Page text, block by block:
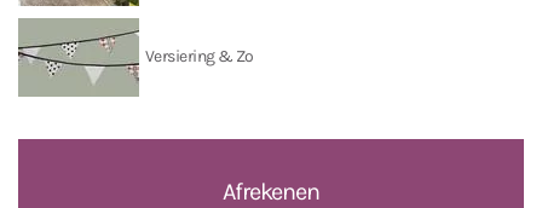
Versiering & Zo
Afrekenen